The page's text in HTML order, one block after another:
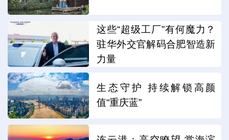
这些“超级工厂”有何魔力？
驻华外交官解码合肥智造新
力量
生态守护 持续解锁高颜
值“重庆蓝”